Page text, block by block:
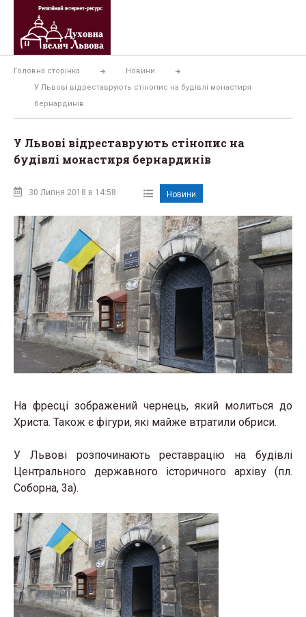
Перейти
вмісту
Головна сторінка
Новини
У Львові відреставрують стінопис на будівлі монастиря
бернардинів
У Львові відреставрують стінопис на
будівлі монастиря бернардинів
30 Липня 2018 в 14:58 Новини
На фресці зображений чернець, який молиться до
Христа. Також є фігури, які майже втратили обриси.
У Львові розпочинають реставрацію на будівлі
Центрального державного історичного архіву (пл.
Соборна, 3а).